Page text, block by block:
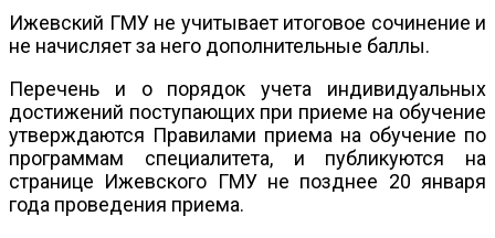
Ижевский ГМУ не учитывает итоговое сочинение и
не начисляет за него дополнительные баллы.
Перечень и о порядок учета индивидуальных
достижений поступающих при приеме на обучение
утверждаются Правилами приема на обучение по
программам специалитета, и публикуются на
странице Ижевского ГМУ не позднее 20 января
года проведения приема.